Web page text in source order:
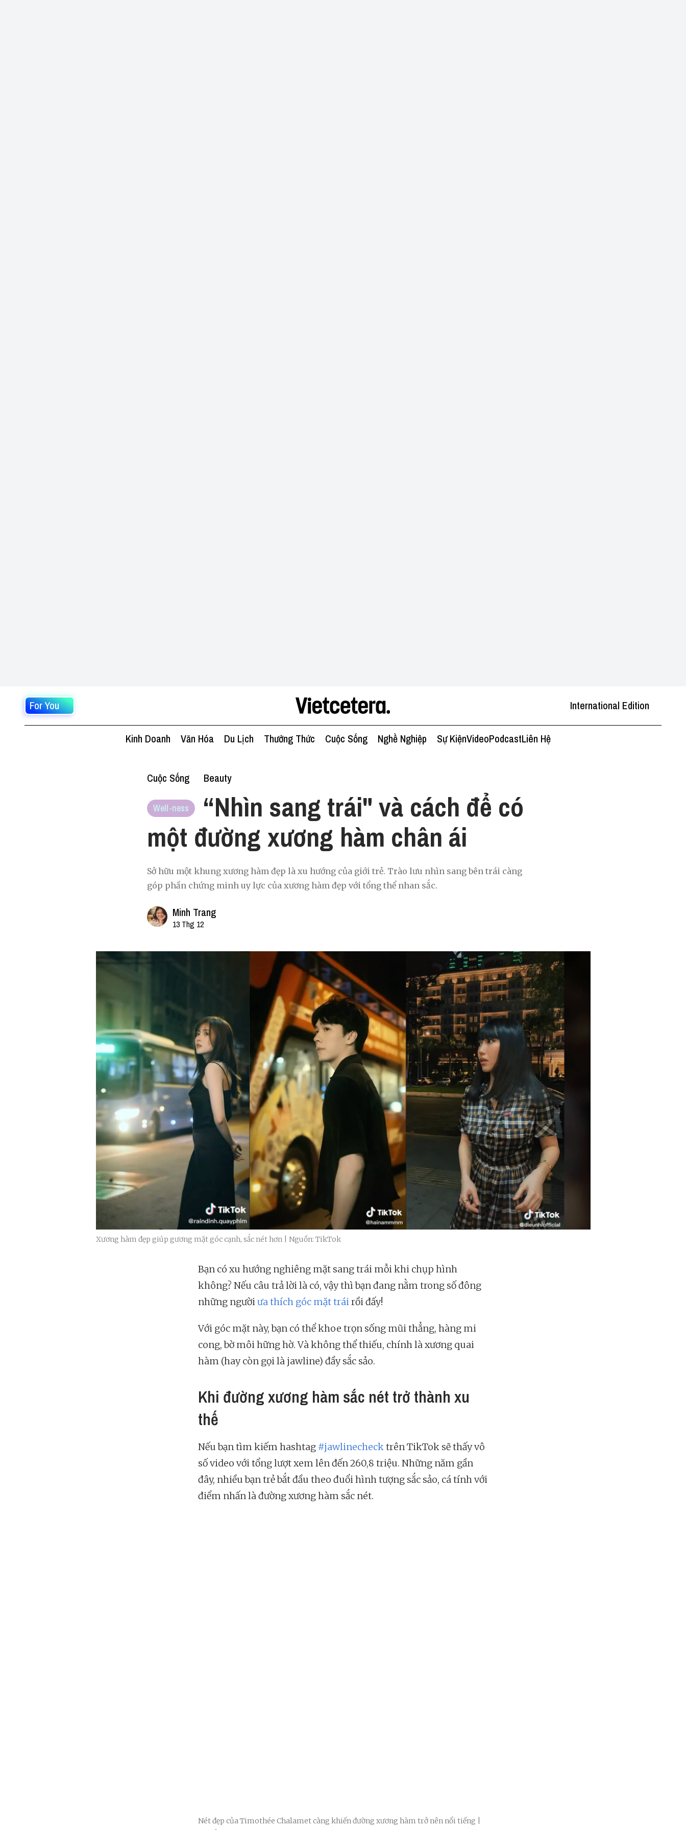
For You International Edition
Kinh Doanh Văn Hóa Du Lịch Thưởng Thức Cuộc Sống Nghề Nghiệp Sự KiệnVideoPodcastLiên Hệ
Cuộc Sống Beauty
Well-ness
“Nhìn sang trái" và cách để có
một đường xương hàm chân ái
Sở hữu một khung xương hàm đẹp là xu hướng của giới trẻ. Trào lưu nhìn sang bên trái càng
góp phần chứng minh uy lực của xương hàm đẹp với tổng thể nhan sắc.
Minh Trang
13 Thg 12
Xương hàm đẹp giúp gương mặt góc cạnh, sắc nét hơn | Nguồn: TikTok
Bạn có xu hướng nghiêng mặt sang trái mỗi khi chụp hình
không? Nếu câu trả lời là có, vậy thì bạn đang nằm trong số đông
những ngườiưa thích góc mặt tráirồi đấy!
Với góc mặt này, bạn có thể khoe trọn sống mũi thẳng, hàng mi
cong, bờ môi hững hờ. Và không thể thiếu, chính là xương quai
hàm (hay còn gọi là jawline) đầy sắc sảo.
Khi đường xương hàm sắc nét trở thành xu
thế
Nếu bạn tìm kiếm hashtag #jawlinechecktrên TikTok sẽ thấy vô
số video với tổng lượt xem lên đến 260,8 triệu. Những năm gần
đây, nhiều bạn trẻ bắt đầu theo đuổi hình tượng sắc sảo, cá tính với
điểm nhấn là đường xương hàm sắc nét.
Nét đẹp của Timothée Chalamet càng khiến đường xương hàm trở nên nổi tiếng |